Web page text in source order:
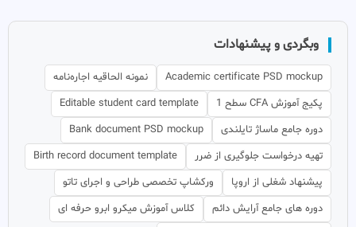
وبگردی و پیشنهادات
Academic certificate PSD mockup
نمونه الحاقیه اجاره‌نامه
پکیج آموزش CFA سطح 1
Editable student card template
دوره جامع ماساژ تایلندی
Bank document PSD mockup
تهیه درخواست جلوگیری از ضرر
Birth record document template
پیشنهاد شغلی از اروپا
ورکشاپ تخصصی طراحی و اجرای تاتو
دوره های جامع آرایش دائم
کلاس آموزش میکرو ابرو حرفه ای